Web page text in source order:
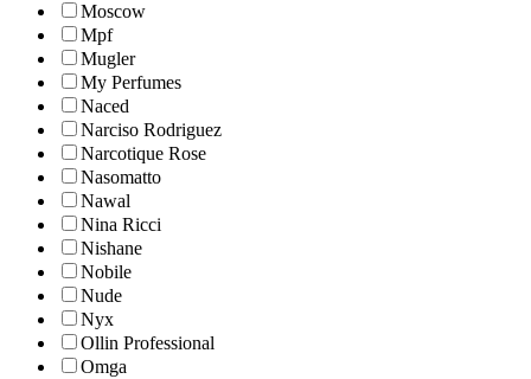
Moscow
Mpf
Mugler
My Perfumes
Naced
Narciso Rodriguez
Narcotique Rose
Nasomatto
Nawal
Nina Ricci
Nishane
Nobile
Nude
Nyx
Ollin Professional
Omga